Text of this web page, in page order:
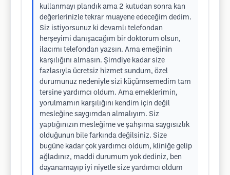
kullanmayı plandık ama 2 kutudan sonra kan
değerlerinizle tekrar muayene edeceğim dedim.
Siz istiyorsunuz ki devamlı telefondan
herşeyimi danışacağım bir doktorum olsun,
ilacımı telefondan yazsın. Ama emeğinin
karşılığını almasın. Şimdiye kadar size
fazlasıyla ücretsiz hizmet sundum, özel
durumunuz nedeniyle sizi küçümsemedim tam
tersine yardımcı oldum. Ama emeklerimin,
yorulmamın karşılığını kendim için değil
mesleğine saygımdan almalıyım. Siz
yaptığınızın mesleğime ve şahşıma saygısızlık
olduğunun bile farkında değilsiniz. Size
bugüne kadar çok yardımcı oldum, kliniğe gelip
ağladınız, maddi durumum yok dediniz, ben
dayanamayıp iyi niyetle size yardımcı oldum